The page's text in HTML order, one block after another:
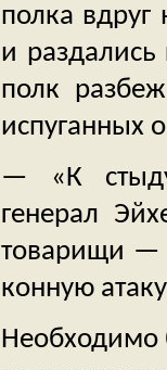
полка вдруг
и
полк
испуганных
— «К стыду
генерал
товарищи —
конную
Необходимо